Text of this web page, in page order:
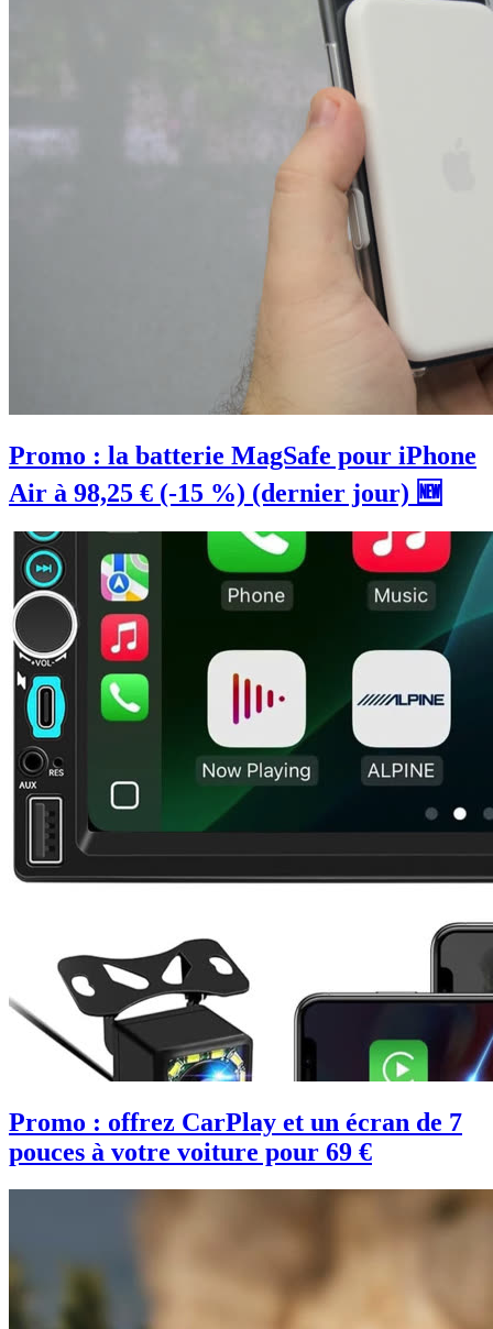
Promo : la batterie MagSafe pour iPhone
Air à 98,25 € (-15 %) (dernier jour) 🆕
Promo : offrez CarPlay et un écran de 7
pouces à votre voiture pour 69 €